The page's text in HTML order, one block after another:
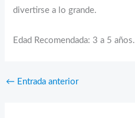
divertirse a lo grande.
Edad Recomendada: 3 a 5 años.
← Entrada anterior